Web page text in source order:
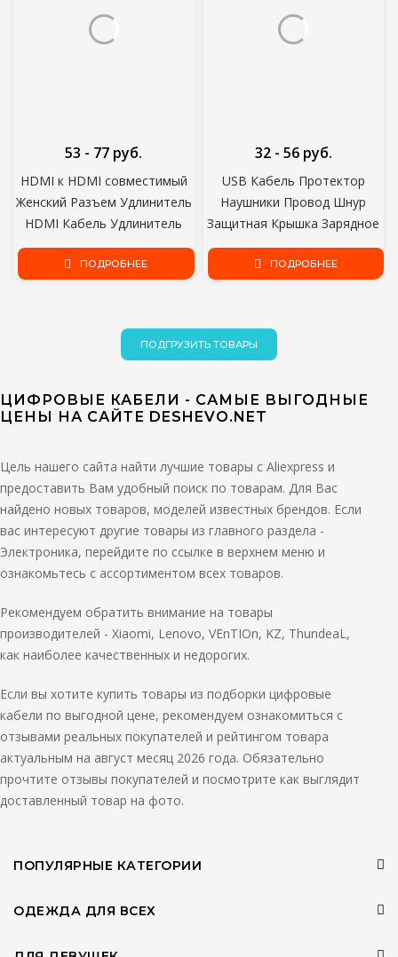
HDMI к HDMI совместимый
Женский Разъем Удлинитель
HDMI Кабель Удлинитель
Шнура Адаптер Конвертер
1080P
53 - 77 руб.
ПОДРОБНЕЕ
USB Кабель Протектор
Наушники Провод Шнур
Защитная Крышка Зарядное
Устройство Линия Защитный
Рукав Для Apple iphone 11 12
32 - 56 руб.
ПОДРОБНЕЕ
ПОДГРУЗИТЬ ТОВАРЫ
ЦИФРОВЫЕ КАБЕЛИ - САМЫЕ ВЫГОДНЫЕ
ЦЕНЫ НА САЙТЕ DESHEVO.NET
Цель нашего сайта найти лучшие товары с Aliexpress и
предоставить Вам удобный поиск по товарам. Для Вас
найдено новых товаров, моделей известных брендов. Если
вас интересуют другие товары из главного раздела -
Электроника, перейдите по ссылке в верхнем меню и
ознакомьтесь с ассортиментом всех товаров.
Рекомендуем обратить внимание на товары
производителей - Xiaomi, Lenovo, VEnTIOn, KZ, ThundeaL,
как наиболее качественных и недорогих.
Если вы хотите купить товары из подборки цифровые
кабели по выгодной цене, рекомендуем ознакомиться с
отзывами реальных покупателей и рейтингом товара
актуальным на август месяц 2026 года. Обязательно
прочтите отзывы покупателей и посмотрите как выглядит
доставленный товар на фото.
ПОПУЛЯРНЫЕ КАТЕГОРИИ
ОДЕЖДА ДЛЯ ВСЕХ